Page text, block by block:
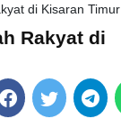
di Kisaran Timur
Rakyat di